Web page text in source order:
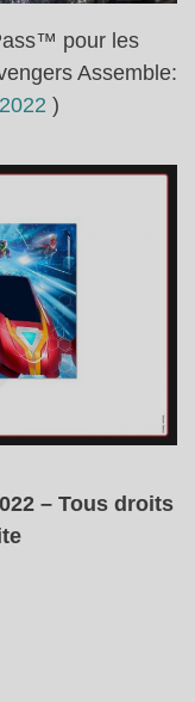
pour les
Assemble:
)
– Tous droits